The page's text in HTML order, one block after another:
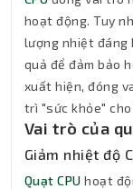
hoạt động. Tuy
lượng nhiệt đáng
quả để đảm bảo
xuất hiện, đóng
trì "sức khỏe"
Vai trò của
Giảm nhiệt độ
Quạt CPU hoạt